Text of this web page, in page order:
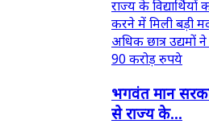
भगवंत मान
से राज्य के...